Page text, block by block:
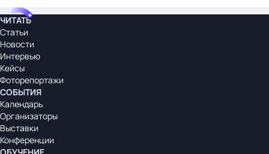
ЧИТАТЬ
Статьи
Новости
Интервью
Кейсы
Фоторепортажи
СОБЫТИЯ
Календарь
Организаторы
Выставки
Конференции